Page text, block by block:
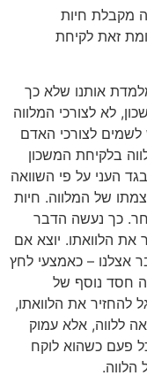
מקבלת חיות
זאת לקיחת
אותנו שלא כך
לא לצורכי המלווה
לשמים לצורכי האדם
בלקיחת המשכון
העני על פי השוואה
של המלווה. חיות
כך נעשה הדבר
את הלוואתו. יוצא אם
אצלנו – כאמצעי לחץ
חסד נוסף של
להחזיר את הלוואתו,
ללווה, אלא עמוק
פעם כשהוא לוקח
הלווה.